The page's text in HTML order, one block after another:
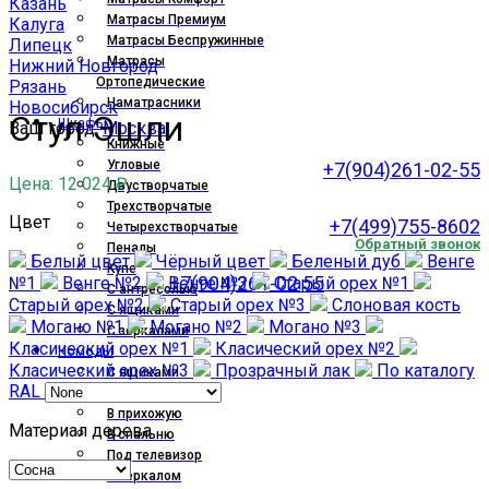
Калуга
Липецк
Нижний Новгород
Рязань
Новосибирск
Ваш город:Москва
+7(904)261-02-55
+7(499)755-8602
Обратный звонок
+7(904)261-02 55
Матрасы Премиум
Матрасы Беспружинные
Матрасы
Ортопедические
Наматрасники
Шкафы
Книжные
Угловые
Двустворчатые
Трехстворчатые
Четырехстворчатые
Пеналы
Купе
С антресолью
С ящиками
С зеркалами
Комоды
С ящиками
В прихожую
В спальню
Под телевизор
С зеркалом
Увеличить
Стул Эшли
Цена: 12 024₽
Цвет
Белый цвет
Чёрный цвет Беленый дуб
Венге
№1
Венге №2 Венге №3
Старый орех №1
Старый орех №2
Старый орех №3
Слоновая кость
Могано №1
Могано №2
Могано №3
Класический орех №1
Класический орех №2
Класический орех №3
Прозрачный лак
По каталогу
RAL
Материал дерева